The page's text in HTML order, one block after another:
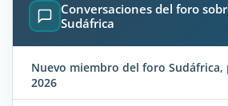
Conversaciones del foro
Sudáfrica
Nuevo miembro del foro
2026